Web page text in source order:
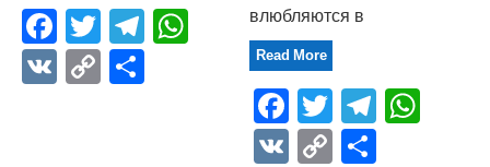
Facebook
TwitterTelegram
WhatsApp
VK CopyОтправить
влюбляются в
Read More
Facebook
Twitter
VK Copy